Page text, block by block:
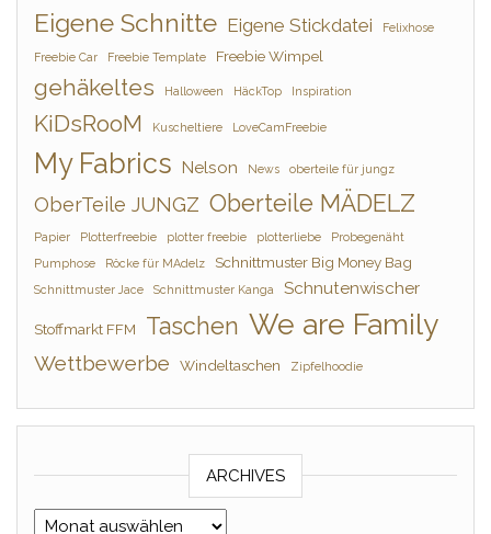
Eigene Schnitte Eigene Stickdatei Felixhose
Freebie Car Freebie Template Freebie Wimpel
gehäkeltes Halloween HäckTop Inspiration
KiDsRooM Kuscheltiere LoveCamFreebie
My Fabrics Nelson News oberteile für jungz
OberTeile JUNGZ Oberteile MÄDELZ
Papier Plotterfreebie plotter freebie plotterliebe
Probegenäht
Pumphose
Röcke für MAdelz Schnittmuster Big Money Bag
Schnittmuster Jace Schnittmuster Kanga Schnutenwischer
Stoffmarkt FFM Taschen We are Family
Wettbewerbe Windeltaschen Zipfelhoodie
ARCHIVES
Archives